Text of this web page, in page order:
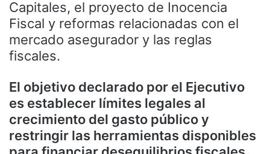
Capitales, el proyecto de Inocencia
Fiscal y reformas relacionadas con el
mercado asegurador y las reglas
fiscales.
El objetivo declarado por el Ejecutivo
es establecer límites legales al
crecimiento del gasto público y
restringir las herramientas disponibles